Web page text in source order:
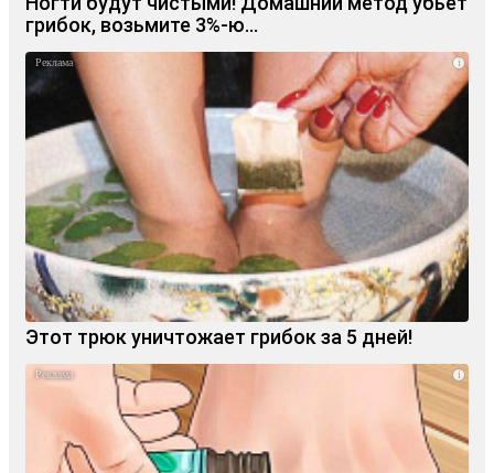
грибок, возьмите 3%-ю…
i
Этот трюк уничтожает грибок за 5 дней!
i